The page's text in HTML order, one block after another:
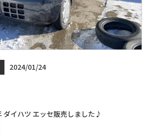
2024/01/24
ダイハツ エッセ販売しました♪